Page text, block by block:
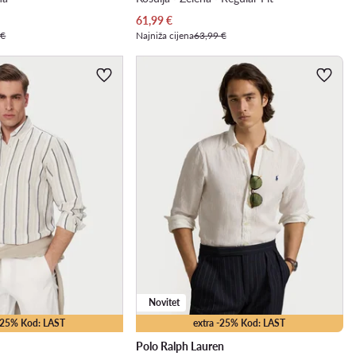
Trenutna cijena
61,99€
Najniža cijena63,99 €
Kod: LAST extra -25% Kod: LAST
Novitet
Polo Ralph Lauren